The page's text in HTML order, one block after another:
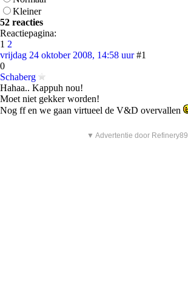
Kleiner
52 reacties
Reactiepagina:
1 2
vrijdag 24 oktober 2008, 14:58 uur #1
0
Schaberg
Hahaa.. Kappuh nou!
Moet niet gekker worden!
Nog ff en we gaan virtueel de V&D overvallen
▼ Advertentie door Refinery89